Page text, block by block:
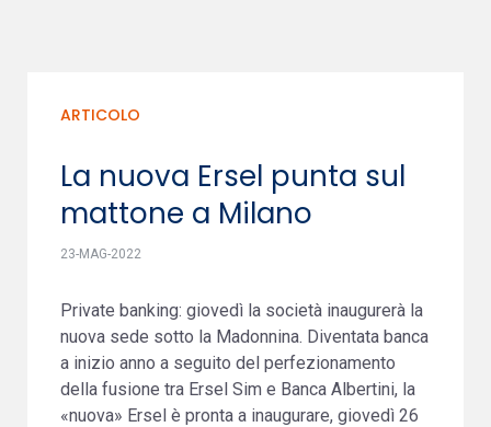
ARTICOLO
La nuova Ersel punta sul
mattone a Milano
23-MAG-2022
Private banking: giovedì la società inaugurerà la
nuova sede sotto la Madonnina. Diventata banca
a inizio anno a seguito del perfezionamento
della fusione tra Ersel Sim e Banca Albertini, la
«nuova» Ersel è pronta a inaugurare, giovedì 26